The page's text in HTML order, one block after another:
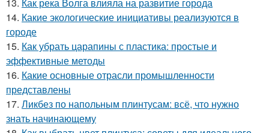
14. Какие экологические инициативы реализуются в
городе
15. Как убрать царапины с пластика: простые и
эффективные методы
16. Какие основные отрасли промышленности
представлены
17. Ликбез по напольным плинтусам: всё, что нужно
знать начинающему